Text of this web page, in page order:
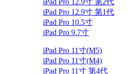
iPad Pro 12.9寸 第2代
iPad Pro 12.9寸 第1代
iPad Pro 10.5寸
iPad Pro 9.7寸
iPad Pro 11寸(M5)
iPad Pro 11寸(M4)
iPad Pro 11寸 第4代